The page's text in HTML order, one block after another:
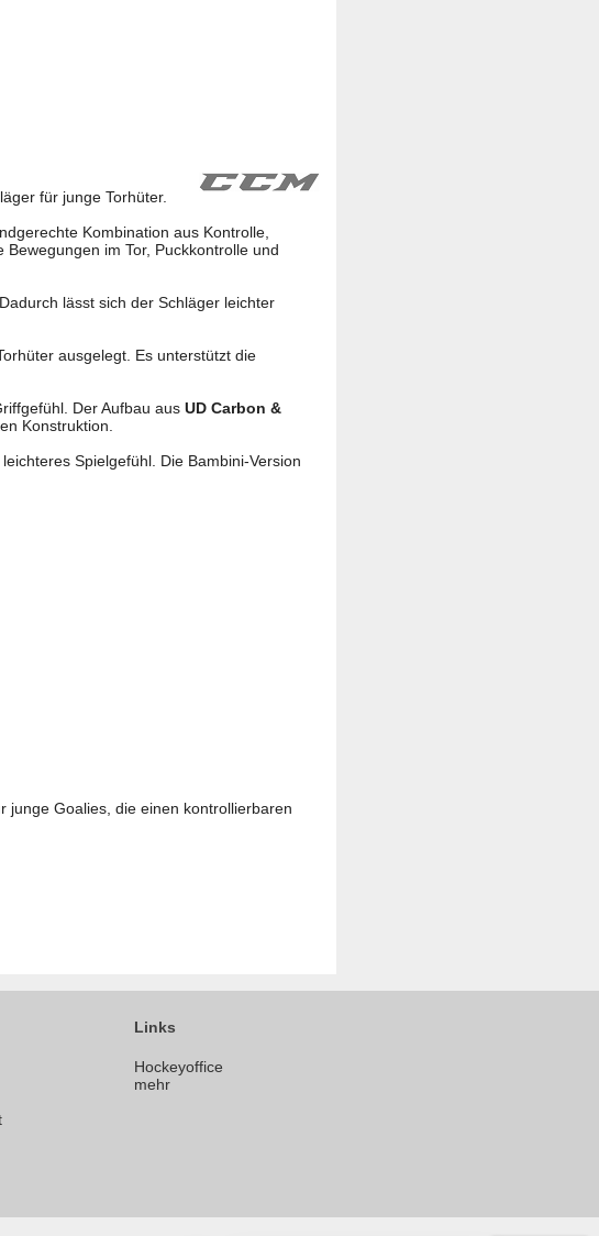
für junge Torhüter.
Kombination aus Kontrolle,
im Tor, Puckkontrolle und
lässt sich der Schläger leichter
ausgelegt. Es unterstützt die
Der Aufbau aus UD Carbon &
Konstruktion.
Spielgefühl. Die Bambini-Version
junge Goalies, die einen kontrollierbaren
Links
Hockeyoffice
mehr